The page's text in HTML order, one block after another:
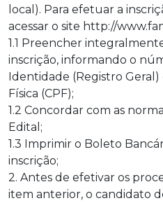
local). Para efetuar a
acessar o site http://
1.1 Preencher
inscrição, informando o
Identidade (Registro Geral)
Física (CPF);
1.2 Concordar com as
Edital;
1.3 Imprimir o Boleto
inscrição;
2. Antes de efetivar os
item anterior, o candidato